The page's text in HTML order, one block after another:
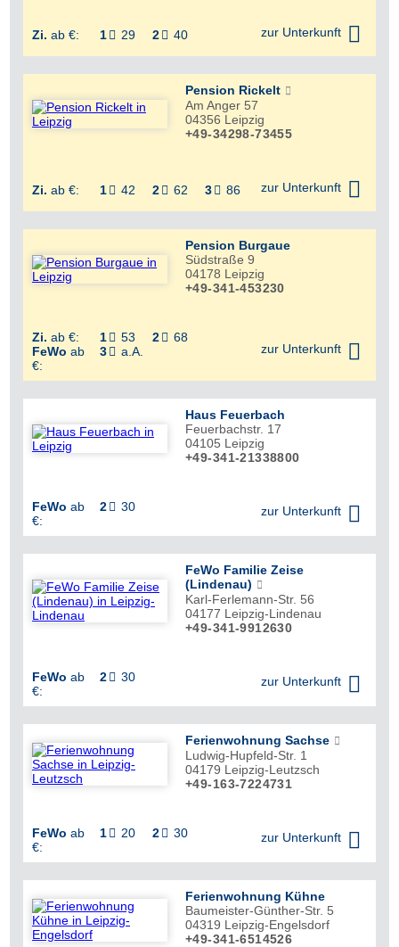
Zi. ab €: 1  29 2  40 zur Unterkunft 
Pension Rickelt
Am Anger 57
04356 Leipzig
+49-34298-73455
Zi. ab €: 1  42 2  62 3  86 zur Unterkunft 
Pension Burgaue
Südstraße 9
04178 Leipzig
+49-341-453230
Zi. ab €: 1  53 2  68
FeWo ab
€:
3  a.A. zur Unterkunft 
Haus Feuerbach
Feuerbachstr. 17
04105 Leipzig
+49-341-21338800
FeWo ab
€:
2  30 zur Unterkunft 
FeWo Familie Zeise
(Lindenau)
Karl-Ferlemann-Str. 56
04177 Leipzig-Lindenau
+49-341-9912630
FeWo ab
€:
2  30 zur Unterkunft 
Ferienwohnung Sachse
Ludwig-Hupfeld-Str. 1
04179 Leipzig-Leutzsch
+49-163-7224731
FeWo ab
€:
1  20 2  30 zur Unterkunft 
Ferienwohnung Kühne
Baumeister-Günther-Str. 5
04319 Leipzig-Engelsdorf
+49-341-6514526